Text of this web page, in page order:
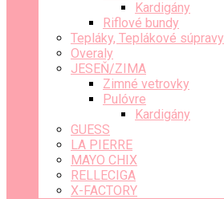
Kardigány
Riflové bundy
Tepláky, Teplákové súpravy
Overaly
JESEŇ/ZIMA
Zimné vetrovky
Pulóvre
Kardigány
GUESS
LA PIERRE
MAYO CHIX
RELLECIGA
X-FACTORY